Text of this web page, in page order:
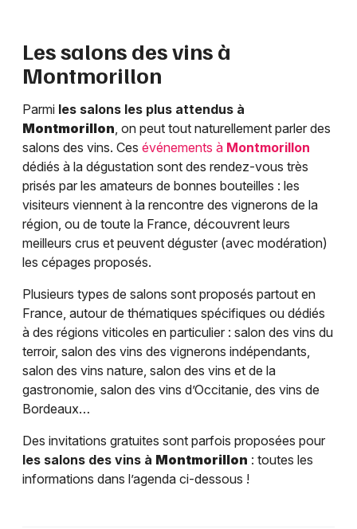
Les salons des vins à
Montmorillon
Parmi les salons les plus attendus à
Montmorillon, on peut tout naturellement parler des
salons des vins. Ces événements à Montmorillon
dédiés à la dégustation sont des rendez-vous très
prisés par les amateurs de bonnes bouteilles : les
visiteurs viennent à la rencontre des vignerons de la
région, ou de toute la France, découvrent leurs
meilleurs crus et peuvent déguster (avec modération)
les cépages proposés.
Plusieurs types de salons sont proposés partout en
France, autour de thématiques spécifiques ou dédiés
à des régions viticoles en particulier : salon des vins du
terroir, salon des vins des vignerons indépendants,
salon des vins nature, salon des vins et de la
gastronomie, salon des vins d’Occitanie, des vins de
Bordeaux…
Des invitations gratuites sont parfois proposées pour
les salons des vins à Montmorillon : toutes les
informations dans l’agenda ci-dessous !